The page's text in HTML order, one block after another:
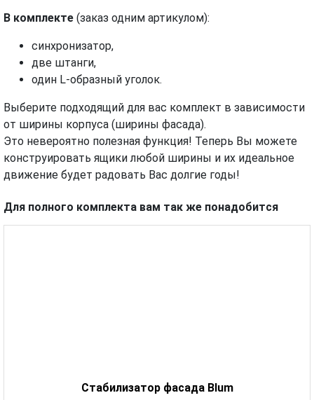
В комплекте (заказ одним артикулом):
синхронизатор,
две штанги,
один L-образный уголок.
Выберите подходящий для вас комплект в зависимости
от ширины корпуса (ширины фасада).
Это невероятно полезная функция! Теперь Вы можете
конструировать ящики любой ширины и их идеальное
движение будет радовать Вас долгие годы!
Для полного комплекта вам так же понадобится
Стабилизатор фасада Blum